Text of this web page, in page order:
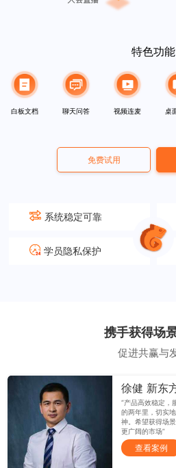
特色功能
白板文档 聊天问答 视频连麦 桌
免费试用
系统稳定可靠
学员隐私保护
携手获得场
促进共赢与
徐健 新东
“产品高效稳定，
的两年里，切实
神。希望获得场
更广阔的市场”
查看案例